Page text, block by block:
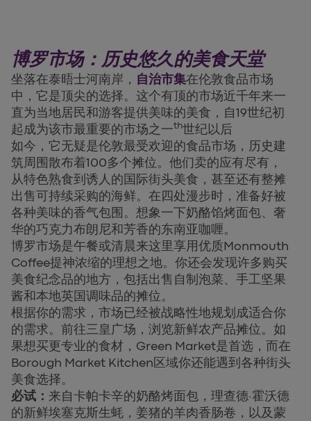
博罗市场：历史悠久的美食天堂
坐落在泰晤士河南岸， 自治市集在伦敦食品市场
中，它是顶尖的选择。这个有顶的市场近千年来一
直为当地居民和游客提供美味的美食，自19世纪初
起成为该市最重要的市场之一th世纪以后
如今，它无疑是伦敦最受欢迎的食品市场，历史建
筑周围散布着100多个摊位。他们卖的应有尽有，
从特色熟食到诱人的国际街头美食，甚至还有整摊
出售可持续采购的海鲜。在四处漫步时，准备好被
各种美味的香气包围。想象一下奶酪馅烤面包、奢
华的巧克力布朗尼和芳香的东南亚咖喱。
博罗市场是午餐或清晨来这里享用优质Monmouth
Coffee提神浓缩的理想之地。你还会发现许多购买
美食纪念品的地方，包括出售自制泡菜、手工坚果
酱和本地英国调味品的摊位。
根据你的需求，市场已经被战略性地规划成适合你
的需求。前往三皇广场，浏览新鲜农产品摊位。如
果想买更专业的食材，Green Market是首选，而在
Borough Market Kitchen区域你还能遇到各种街头
美食选择。
必试： 来自卡帕卡辛的奶酪烤面包，理查德·霍沃德
的新鲜埃塞克斯生蚝，姜猪的羊肉香肠卷，以及蒙